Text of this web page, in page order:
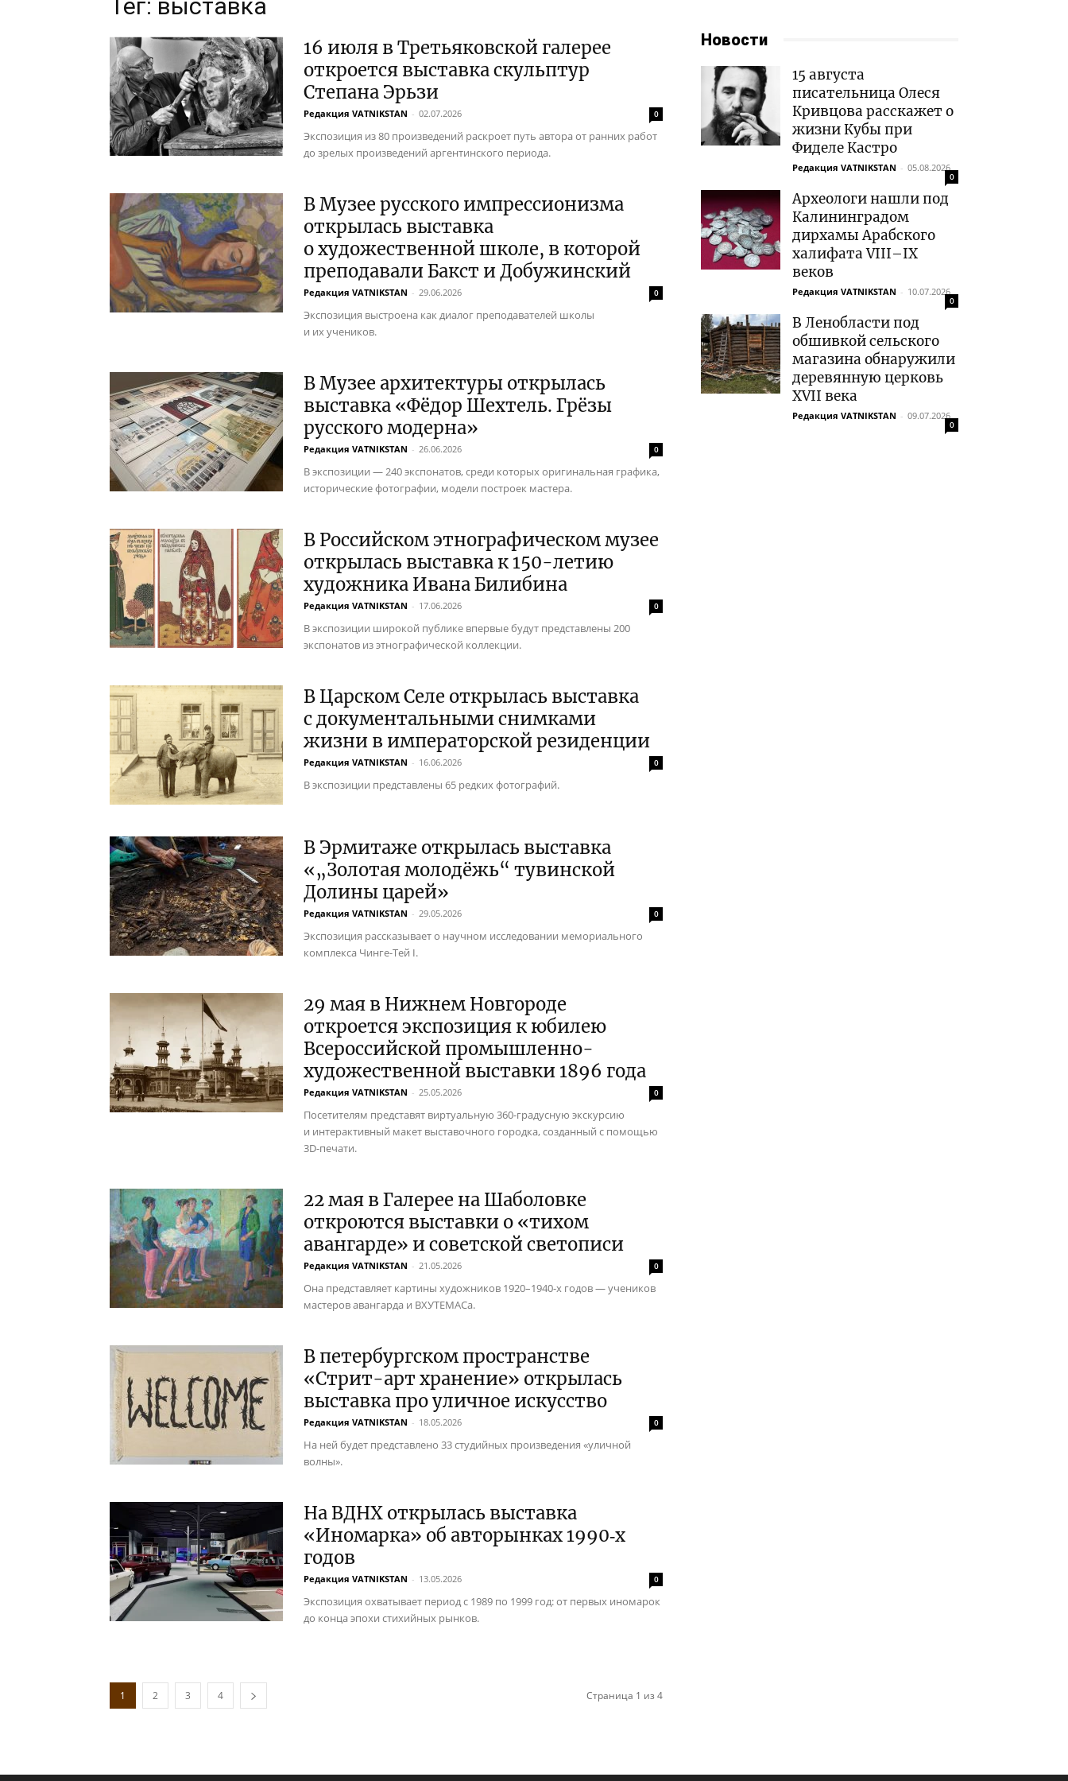
Тег: выставка
16 июля в Третьяковской галерее
откроется выставка скульптур
Степана Эрьзи
Редакция VATNIKSTAN - 02.07.2026 0
Экспозиция из 80 произведений раскроет путь автора от ранних работ
до зрелых произведений аргентинского периода.
В Музее русского импрессионизма
открылась выставка
о художественной школе, в которой
преподавали Бакст и Добужинский
Редакция VATNIKSTAN - 29.06.2026 0
Экспозиция выстроена как диалог преподавателей школы
и их учеников.
В Музее архитектуры открылась
выставка «Фёдор Шехтель. Грёзы
русского модерна»
Редакция VATNIKSTAN - 26.06.2026 0
В экспозиции — 240 экспонатов, среди которых оригинальная графика,
исторические фотографии, модели построек мастера.
В Российском этнографическом музее
открылась выставка к 150-летию
художника Ивана Билибина
Редакция VATNIKSTAN - 17.06.2026 0
В экспозиции широкой публике впервые будут представлены 200
экспонатов из этнографической коллекции.
В Царском Селе открылась выставка
с документальными снимками
жизни в императорской резиденции
Редакция VATNIKSTAN - 16.06.2026 0
В экспозиции представлены 65 редких фотографий.
В Эрмитаже открылась выставка
«„Золотая молодёжь“ тувинской
Долины царей»
Редакция VATNIKSTAN - 29.05.2026 0
Экспозиция рассказывает о научном исследовании мемориального
комплекса Чинге-Тей I.
29 мая в Нижнем Новгороде
откроется экспозиция к юбилею
Всероссийской промышленно-
художественной выставки 1896 года
Редакция VATNIKSTAN - 25.05.2026 0
Посетителям представят виртуальную 360-градусную экскурсию
и интерактивный макет выставочного городка, созданный с помощью
3D-печати.
22 мая в Галерее на Шаболовке
откроются выставки о «тихом
авангарде» и советской светописи
Редакция VATNIKSTAN - 21.05.2026 0
Она представляет картины художников 1920–1940-х годов — учеников
мастеров авангарда и ВХУТЕМАСа.
В петербургском пространстве
«Стрит-арт хранение» открылась
выставка про уличное искусство
Редакция VATNIKSTAN - 18.05.2026 0
На ней будет представлено 33 студийных произведения «уличной
волны».
На ВДНХ открылась выставка
«Иномарка» об авторынках 1990‑х
годов
Редакция VATNIKSTAN - 13.05.2026 0
Экспозиция охватывает период с 1989 по 1999 год: от первых иномарок
до конца эпохи стихийных рынков.
1 2 3 4 Страница 1 из 4
Новости
15 августа
писательница Олеся
Кривцова расскажет о
жизни Кубы при
Фиделе Кастро
Редакция VATNIKSTAN - 05.08.2026
0
Археологи нашли под
Калининградом
дирхамы Арабского
халифата VIII–IX
веков
Редакция VATNIKSTAN - 10.07.2026
0
В Ленобласти под
обшивкой сельского
магазина обнаружили
деревянную церковь
XVII века
Редакция VATNIKSTAN - 09.07.2026
0